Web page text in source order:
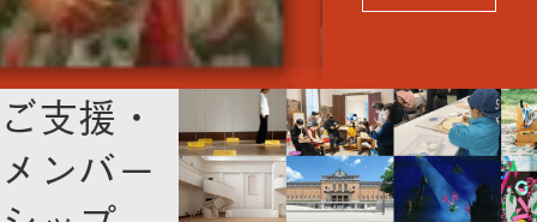
ご支援・
メンバー